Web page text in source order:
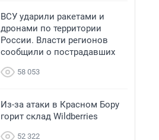
ВСУ ударили ракетами и
дронами по территории
России. Власти регионов
сообщили о пострадавших
58 053
Из-за атаки в Красном Бору
горит склад Wildberries
52 322